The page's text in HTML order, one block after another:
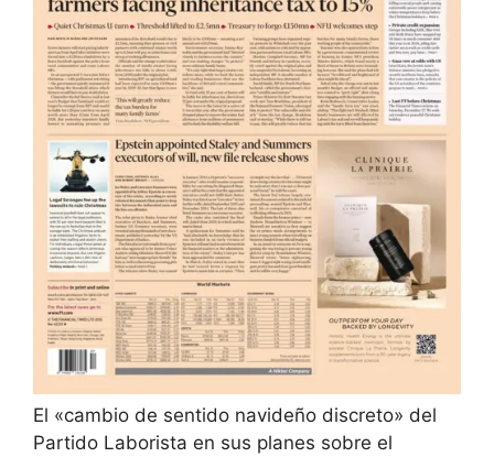
El «cambio de sentido navideño discreto» del
Partido Laborista en sus planes sobre el